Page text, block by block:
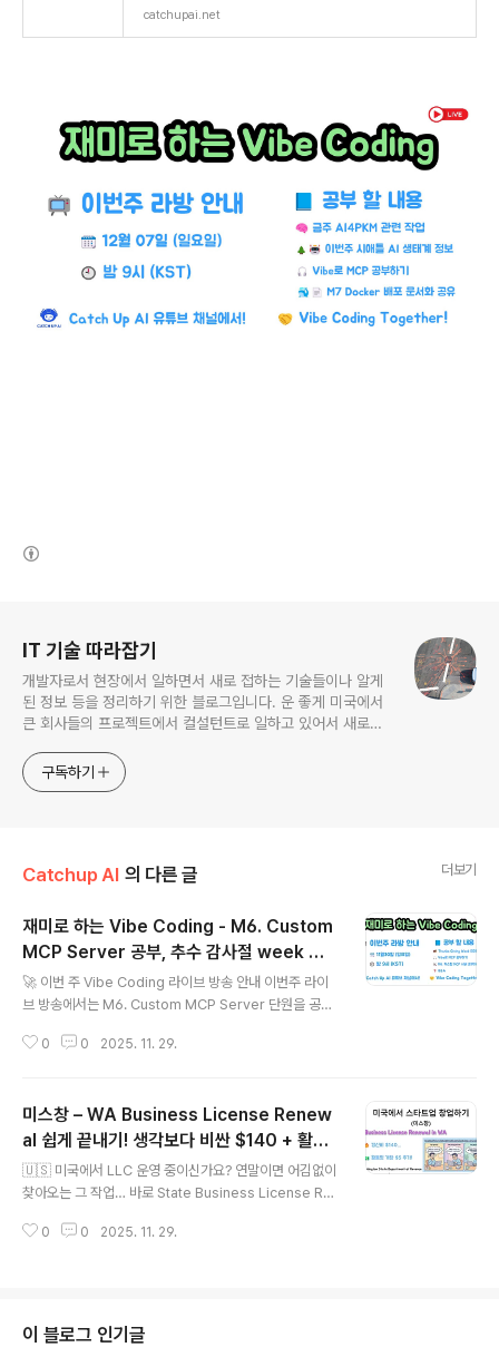
catchupai.net
IT 기술 따라잡기
개발자로서 현장에서 일하면서 새로 접하는 기술들이나 알게
된 정보 등을 정리하기 위한 블로그입니다. 운 좋게 미국에서
큰 회사들의 프로젝트에서 컬설턴트로 일하고 있어서 새로운
사용되는 툴들에 대해 많은 분들과 정보를 공유하고 싶습니다.
구독하기
Catchup AI 의 다른 글 더보기
재미로 하는 Vibe Coding - M6. Custom
MCP Server 공부, 추수 감사절 week 에
일어난 일들
🚀 이번 주 Vibe Coding 라이브 방송 안내 이번주 라이
브 방송에서는 M6. Custom MCP Server 단원을 공부
만 개인적인 일들이 몇가지 있었습니다. Catch Up AI 채
anks Giving Week 이야기 🎧 Vibe로 MCP 공부하기
🛠️ M6. 커스텀 MCP 서버 공부하기 ❓ Q&A 🧠🤔💬🤝
이런 문제 어떻게 해결할 지 같이 고민해 보아요. 🕔 방송
일정 📅 2025년 11월 30일 (일) 🕘 오후 9시 (KST, 한
s:..
0 0 2025. 11. 29.
미스창 – WA Business License Renew
al 쉽게 끝내기! 생각보다 비싼 $140 + 활동
명 등록은 $5씩!
🇺🇸 미국에서 LLC 운영 중이신가요? 연말이면 어김없이
찾아오는 그 작업… 바로 State Business License Re
용들까지 😅 이번 영상에서는 ChatGPT를 활용해서 Re
e Renewal 실제 화면 보면서 단계별 설명 * 갱신비 : $1
40 * DBA(Trade Name) 등록비 개당 $5… 꼭 필요한
0 0 2025. 11. 29.
이 블로그 인기글